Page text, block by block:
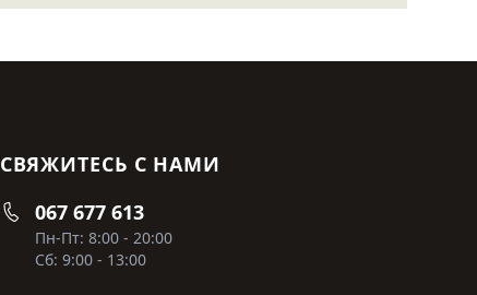
СВЯЖИТЕСЬ С НАМИ
067 677 613
Пн-Пт: 8:00 - 20:00
Сб: 9:00 - 13:00